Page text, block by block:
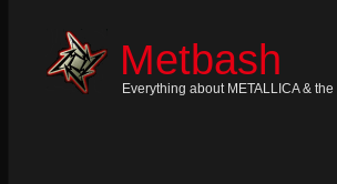
Metbash
Everything about METALLICA & the